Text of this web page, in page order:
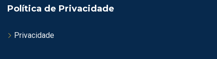
Política de Privacidade
Privacidade